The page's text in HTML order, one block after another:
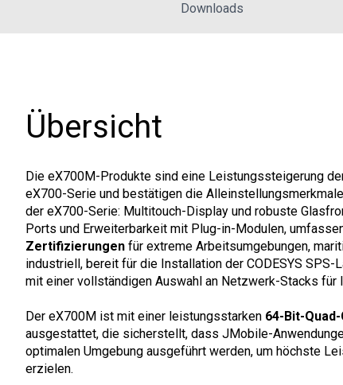
Downloads
Übersicht
Die eX700M-Produkte sind eine Leistungssteigerung
eX700-Serie und bestätigen die
der eX700-Serie: Multitouch-Display und robuste
Ports und Erweiterbarkeit mit Plug-in-Modulen,
Zertifizierungen für extreme Arbeitsumgebungen,
industriell, bereit für die Installation der CODESYS
mit einer vollständigen Auswahl an Netzwerk-Stacks für
Der eX700M ist mit einer leistungsstarken 64-Bit-
ausgestattet, die sicherstellt, dass JMobile-
optimalen Umgebung ausgeführt werden, um höchste
erzielen.